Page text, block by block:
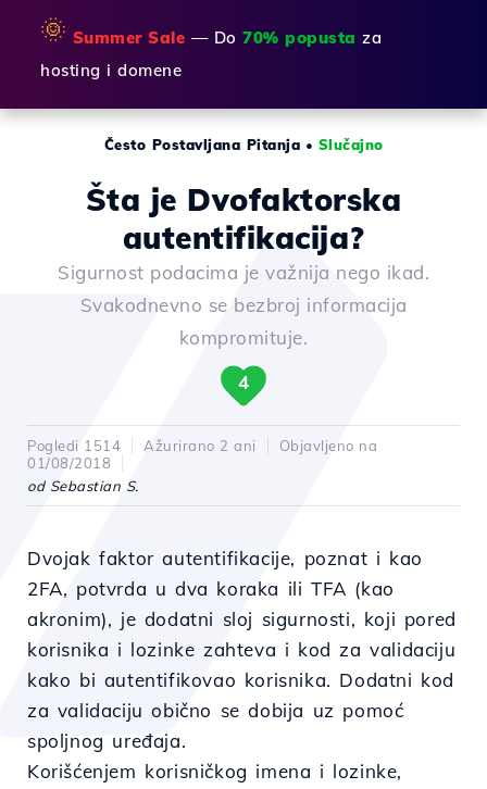
🌞 Summer Sale — Do 70% popusta za
hosting i domene
Često Postavljana Pitanja • Slučajno
Šta je Dvofaktorska
autentifikacija?
Sigurnost podacima je važnija nego ikad.
Svakodnevno se bezbroj informacija
kompromituje.
4
Pogledi 1514 Ažurirano 2 ani
Objavljeno na
01/08/2018
od Sebastian S.
Dvojak faktor autentifikacije, poznat i kao
2FA, potvrda u dva koraka ili TFA (kao
akronim), je dodatni sloj sigurnosti, koji pored
korisnika i lozinke zahteva i kod za validaciju
kako bi autentifikovao korisnika. Dodatni kod
za validaciju obično se dobija uz pomoć
spoljnog uređaja.
Korišćenjem korisničkog imena i lozinke,